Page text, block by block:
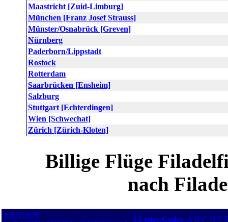
Maastricht [Zuid-Limburg]
München [Franz Josef Strauss]
Münster/Osnabrück [Greven]
Nürnberg
Paderborn/Lippstadt
Rostock
Rotterdam
Saarbrücken [Ensheim]
Salzburg
Stuttgart [Echterdingen]
Wien [Schwechat]
Zürich [Zürich-Kloten]
Billige Flüge
nach
FRAGEN
3 Letter-Codes A B C D E